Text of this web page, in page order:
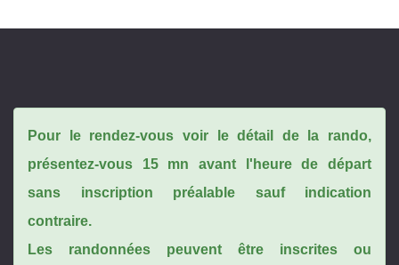
Pour le rendez-vous voir le détail de la rando,
présentez-vous 15 mn avant l'heure de départ
sans inscription préalable sauf indication
contraire.
Les randonnées peuvent être inscrites ou